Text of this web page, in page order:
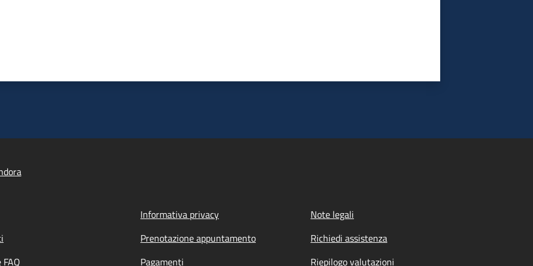
Informativa privacy
Note legali
Prenotazione appuntamento
Richiedi assistenza
Pagamenti Riepilogo valutazioni